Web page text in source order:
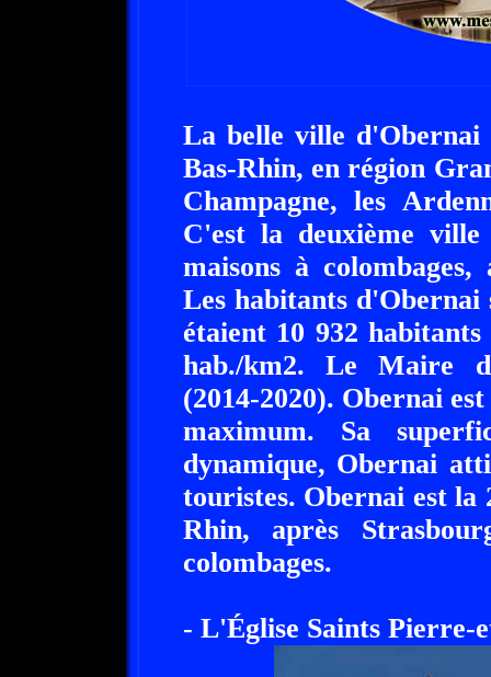
La belle ville d'Obernai
Bas-Rhin, en région
Champagne, les
C'est la deuxième
maisons à
Les habitants d'Obernai
étaient 10 932
hab./km2. Le Maire
(2014-2020). Obernai
maximum. Sa
dynamique, Obernai
touristes. Obernai est la
Rhin, après
colombages.
- L'Église Saints Pierre-